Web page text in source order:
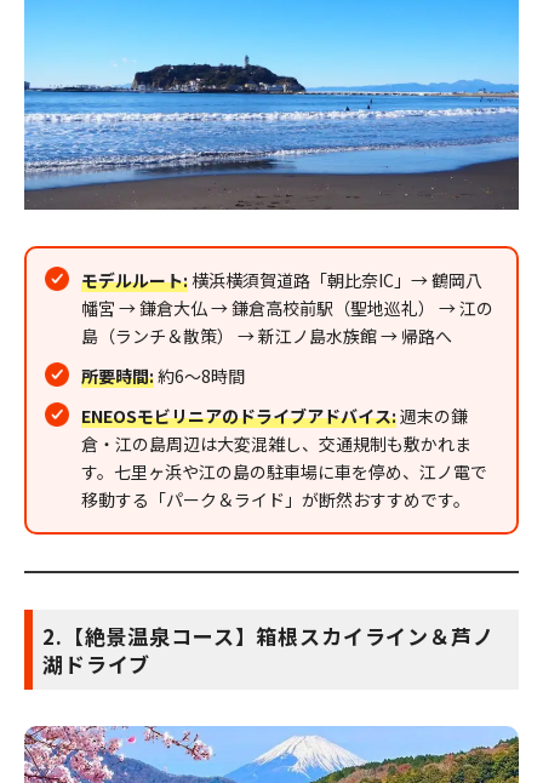
モデルルート:横浜横須賀道路「朝比奈IC」→ 鶴岡八
幡宮 → 鎌倉大仏 → 鎌倉高校前駅（聖地巡礼） → 江の
島（ランチ＆散策） → 新江ノ島水族館 → 帰路へ
所要時間:約6〜8時間
ENEOSモビリニアのドライブアドバイス:週末の鎌
倉・江の島周辺は大変混雑し、交通規制も敷かれま
す。七里ヶ浜や江の島の駐車場に車を停め、江ノ電で
移動する「パーク＆ライド」が断然おすすめです。
2.【絶景温泉コース】箱根スカイライン＆芦ノ
湖ドライブ